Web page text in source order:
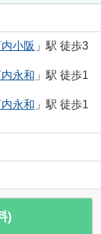
小阪 」駅 徒歩3
永和 」駅 徒歩1
内永和 」駅 徒歩1
)